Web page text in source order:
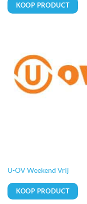
KOOP PRODUCT
U-OV Weekend Vrij
KOOP PRODUCT